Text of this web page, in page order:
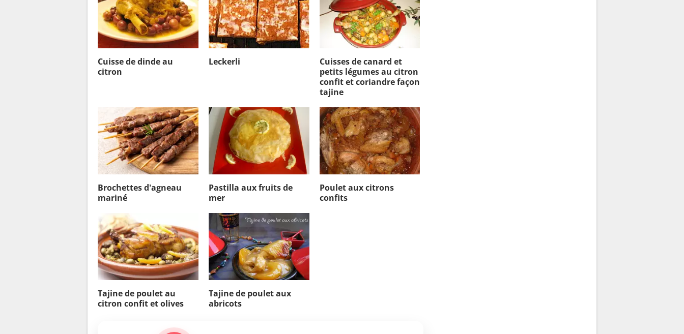
Cuisse de dinde au
citron
Leckerli
Cuisses de canard et
petits légumes au citron
confit et coriandre façon
tajine
Brochettes d'agneau
mariné
Pastilla aux fruits de
mer
Poulet aux citrons
confits
Tajine de poulet au
citron confit et olives
Tajine de poulet aux
abricots